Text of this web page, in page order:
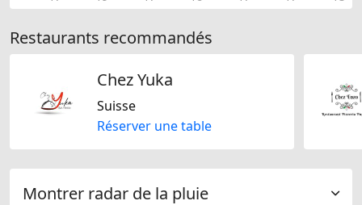
Restaurants recommandés
Chez Yuka
Suisse
Réserver une table
Montrer radar de la pluie